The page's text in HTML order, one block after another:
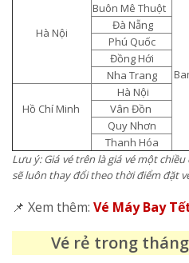
Hà Nội
Buôn Mê Thuột
Đà Nẵng
Phú Quốc
Đồng Hới
Nha Trang
Hồ Chí Minh
Hà Nội
Vân Đồn
Quy Nhơn
Thanh Hóa
Lưu ý: Giá vé trên là giá vé một
sẽ luôn thay đổi theo thời điểm đặt
📌 Xem thêm: Vé Máy Bay
Vé rẻ trong